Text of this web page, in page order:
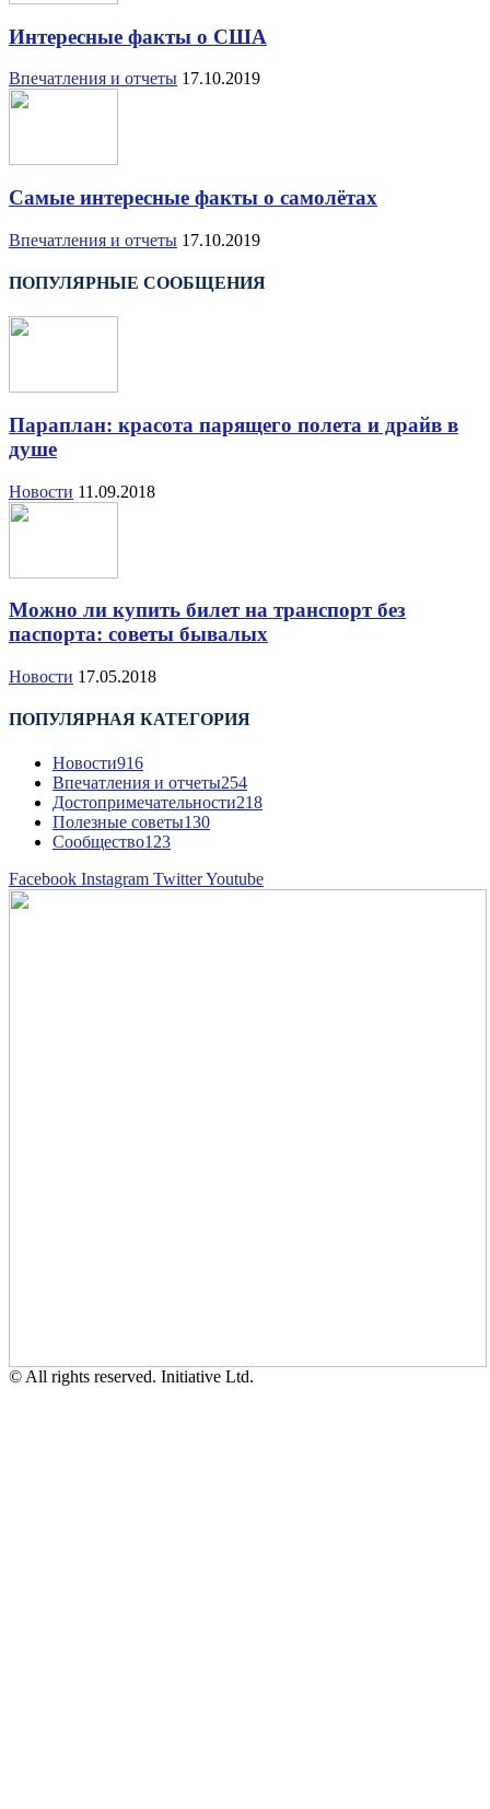
Интересные факты о США
Впечатления и отчеты 17.10.2019
Самые интересные факты о самолётах
Впечатления и отчеты 17.10.2019
ПОПУЛЯРНЫЕ СООБЩЕНИЯ
Параплан: красота парящего полета и драйв в
душе
Новости 11.09.2018
Можно ли купить билет на транспорт без
паспорта: советы бывалых
Новости 17.05.2018
ПОПУЛЯРНАЯ КАТЕГОРИЯ
Новости916
Впечатления и отчеты254
Достопримечательности218
Полезные советы130
Сообщество123
Facebook Instagram TwitterYoutube
© All rights reserved. Initiative Ltd.